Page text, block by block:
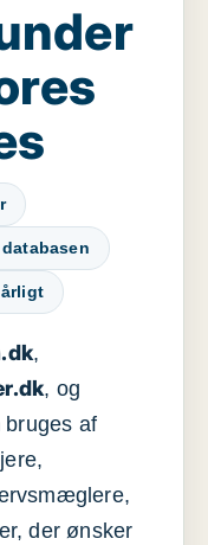
,
, og
bruges af
der ønsker